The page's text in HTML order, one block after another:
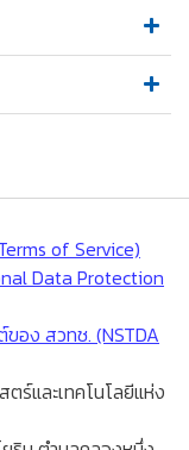
of Service)
Data Protection
อง สวทช. (NSTDA
ร์และเทคโนโลยีแห่ง